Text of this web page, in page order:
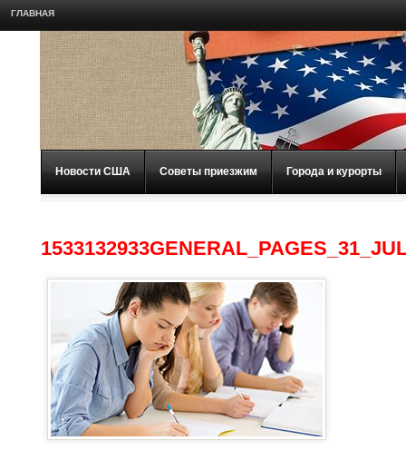
ГЛАВНАЯ
Новости США Советы приезжим Города и курорты